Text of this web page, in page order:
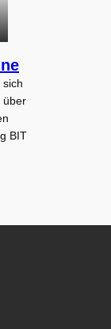
über
BIT